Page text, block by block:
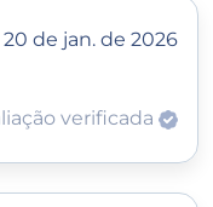
20 de jan. de 2026
verificada